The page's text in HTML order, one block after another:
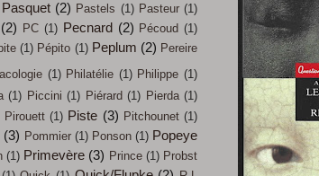
Pasquet (2) Pastels (1) Pasteur (1)
(2) PC (1) Pecnard (2) Pécoud (1)
(1) Pépito (1) Peplum (2) Pereire
(1) Philatélie (1) Philippe (1)
(1) Piccini (1) Piérard (1) Pierda (1)
Pirouett (1) Piste (3) Pitchounet (1)
(3) Pommier (1) Ponson (1) Popeye
(1) Primevère (3) Prince (1) Probst